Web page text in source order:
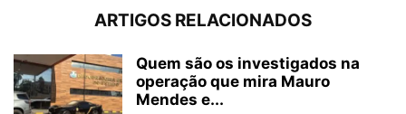
ARTIGOS RELACIONADOS
Quem são os investigados na
operação que mira Mauro
Mendes e...